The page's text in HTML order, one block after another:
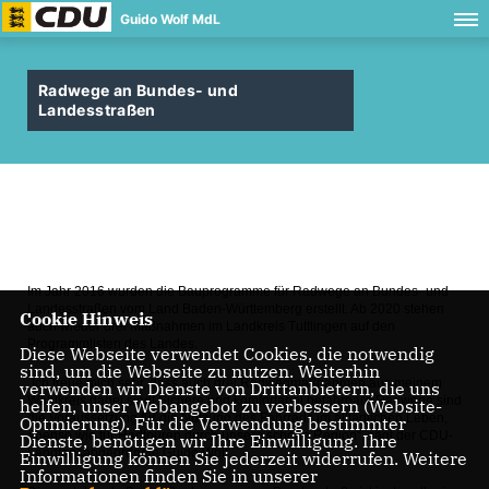
Guido Wolf MdL
Radwege an Bundes- und
Landesstraßen
Im Jahr 2016 wurden die Bauprogramme für Radwege an Bundes- und
Landesstraßen vom Land Baden-Württemberg erstellt. Ab 2020 stehen
auch wieder drei Maßnahmen im Landkreis Tuttlingen auf den
Programmlisten des Landes.
Ich freue mich sehr, dass auch drei Radwegmaßnahmen aus meinem
Wahlkreis dabei sind! Sichere und komfortabel befahrbare Radwege sind
die Voraussetzung für die Nutzung des Fahrrads im alltäglichen Leben,
ebenso wie für Radtouren durch unsere schöne Region“, sagt der CDU-
Landtagsabgeordnete Guido Wolf.
Cookie Hinweis
Diese Webseite verwendet Cookies, die notwendig
sind, um die Webseite zu nutzen. Weiterhin
verwenden wir Dienste von Drittanbietern, die uns
helfen, unser Webangebot zu verbessern (Website-
Optmierung). Für die Verwendung bestimmter
Dienste, benötigen wir Ihre Einwilligung. Ihre
Einwilligung können Sie jederzeit widerrufen. Weitere
Informationen finden Sie in unserer